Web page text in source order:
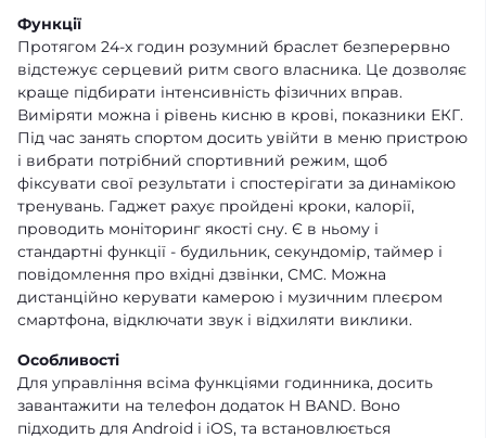
Функції
Протягом 24-х годин розумний браслет безперервно
відстежує серцевий ритм свого власника. Це дозволяє
краще підбирати інтенсивність фізичних вправ.
Виміряти можна і рівень кисню в крові, показники ЕКГ.
Під час занять спортом досить увійти в меню пристрою
і вибрати потрібний спортивний режим, щоб
фіксувати свої результати і спостерігати за динамікою
тренувань. Гаджет рахує пройдені кроки, калорії,
проводить моніторинг якості сну. Є в ньому і
стандартні функції - будильник, секундомір, таймер і
повідомлення про вхідні дзвінки, СМС. Можна
дистанційно керувати камерою і музичним плеєром
смартфона, відключати звук і відхиляти виклики.
Особливості
Для управління всіма функціями годинника, досить
завантажити на телефон додаток H BAND. Воно
підходить для Android і iOS, та встановлюється